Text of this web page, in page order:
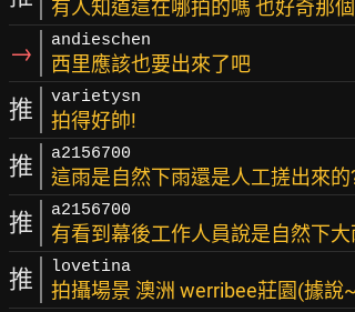
有人知道這在哪拍的嗎 也好奇那
→ andieschen
西里應該也要出來了吧
推 varietysn
拍得好帥!
推 a2156700
這雨是自然下雨還是人工搓出來的
推 a2156700
有看到幕後工作人員說是自然下大
推 lovetina
拍攝場景 澳洲 werribee莊園(據說~